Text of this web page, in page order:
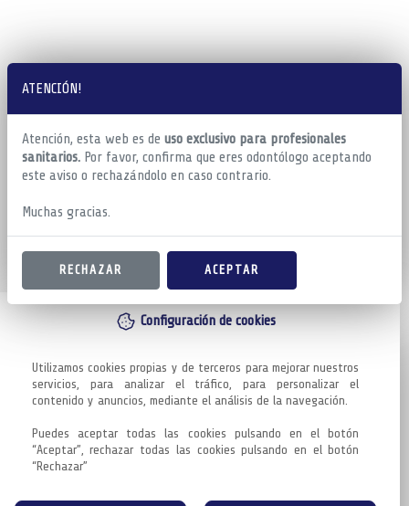
ATENCIÓN!
Atención, esta web es de uso exclusivo para profesionales
sanitarios. Por favor, confirma que eres odontólogo aceptando
este aviso o rechazándolo en caso contrario.
Muchas gracias.
RECHAZAR ACEPTAR
Configuración de cookies
Utilizamos cookies propias y de terceros para mejorar nuestros
servicios, para analizar el tráfico, para personalizar el
contenido y anuncios, mediante el análisis de la navegación.
Puedes aceptar todas las cookies pulsando en el botón
“Aceptar”, rechazar todas las cookies pulsando en el botón
“Rechazar”